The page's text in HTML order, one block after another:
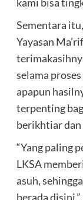
Sementara
Yayasan
selama
apapun
terpenting
berikhtiar dan
“Yang paling
LKSA
asuh,
berada disini,”